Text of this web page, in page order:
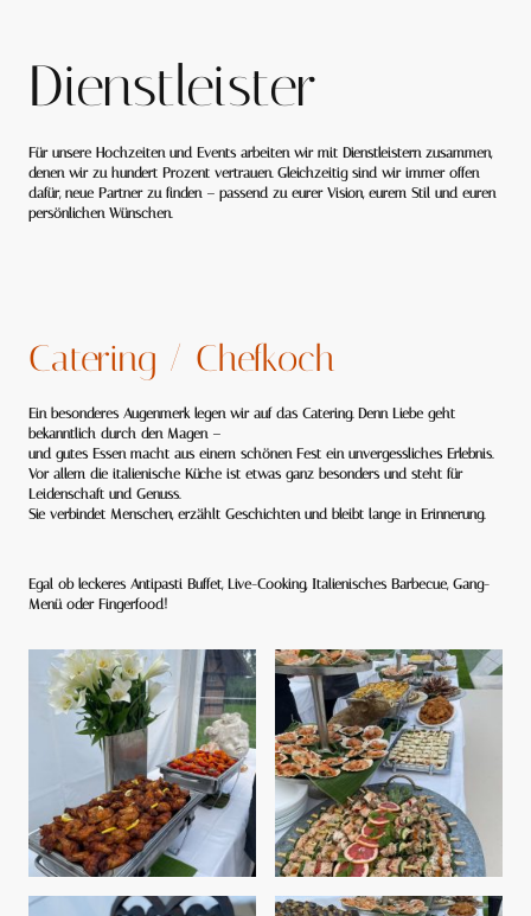
Dienstleister
Für unsere Hochzeiten und Events arbeiten wir mit Dienstleistern zusammen,
denen wir zu hundert Prozent vertrauen. Gleichzeitig sind wir immer offen
dafür, neue Partner zu finden – passend zu eurer Vision, eurem Stil und euren
persönlichen Wünschen.
Catering / Chefkoch
Ein besonderes Augenmerk legen wir auf das Catering. Denn Liebe geht
bekanntlich durch den Magen –
und gutes Essen macht aus einem schönen Fest ein unvergessliches Erlebnis.
Vor allem die italienische Küche ist etwas ganz besonders und steht für
Leidenschaft und Genuss.
Sie verbindet Menschen, erzählt Geschichten und bleibt lange in Erinnerung.
Egal ob leckeres Antipasti Buffet, Live-Cooking, Italienisches Barbecue, Gang-
Menü oder Fingerfood!